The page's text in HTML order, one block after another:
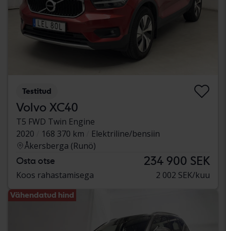
Testitud
Volvo XC40
T5 FWD Twin Engine
2020
168 370 km
Elektriline/bensiin
Åkersberga (Runö)
Osta otse 234 900 SEK
Koos rahastamisega 2 002 SEK/kuu
Vähendatud hind